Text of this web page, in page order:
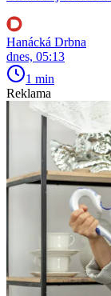
Hanácká Drbna
dnes, 05:13
1 min
Reklama